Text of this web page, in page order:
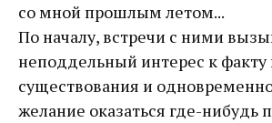
со мной прошлым летом...
По началу, встречи с ними
неподдельный интерес к факту
существования и
желание оказаться где-нибудь